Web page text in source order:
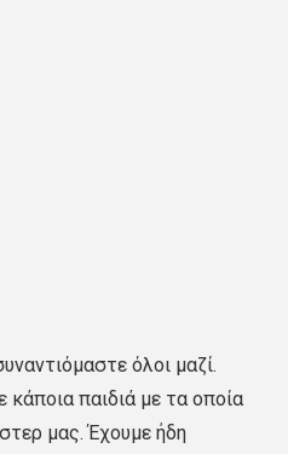
όλοι μαζί.
κάποια παιδιά με τα οποία
μας. Έχουμε ήδη